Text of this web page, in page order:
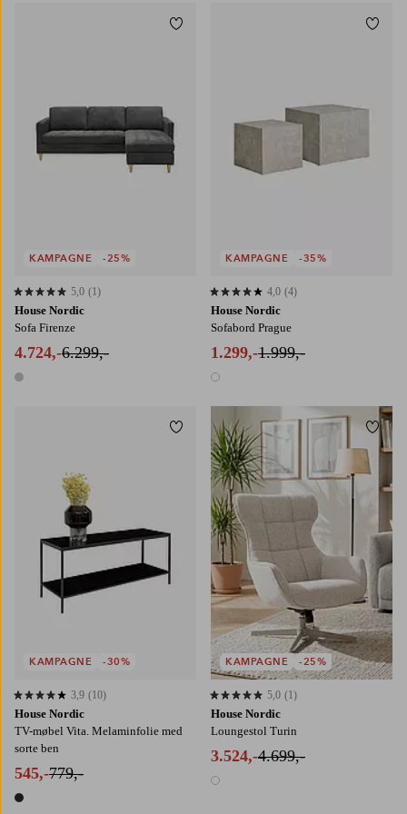
House Nordic
Sofa Firenze
4.724,-6.299,-
1 farve
5,0 baseret på 1 bedømmelser
5,0 (1)
KAMPAGNE -25%
Tilføj til favoritter
House Nordic
Sofabord Prague
1.299,-1.999,-
1 farve
4,0 baseret på 4 bedømmelser
4,0 (4)
KAMPAGNE -35%
House Nordic
TV-møbel Vita. Melaminfolie med
sorte ben
545,-779,-
1 farve
3,9 baseret på 10 bedømmelser
3,9 (10)
KAMPAGNE -30%
Tilføj til favoritter
House Nordic
Loungestol Turin
3.524,-4.699,-
1 farve
5,0 baseret på 1 bedømmelser
5,0 (1)
KAMPAGNE -25%